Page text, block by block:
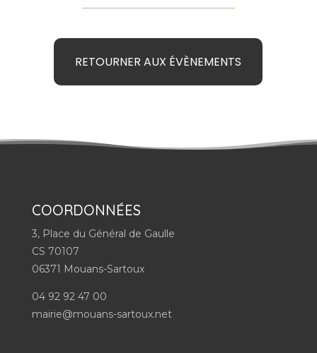
RETOURNER AUX ÉVÈNEMENTS
COORDONNÉES
3, Place du Général de Gaulle
CS 70107
06371 Mouans-Sartoux
04 92 92 47 00
mairie@mouans-sartoux.net